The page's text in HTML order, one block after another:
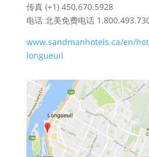
传真 (+1) 450.670.5928
电话 北美免费电话
www.sandmanhotels.ca/en/
longueuil